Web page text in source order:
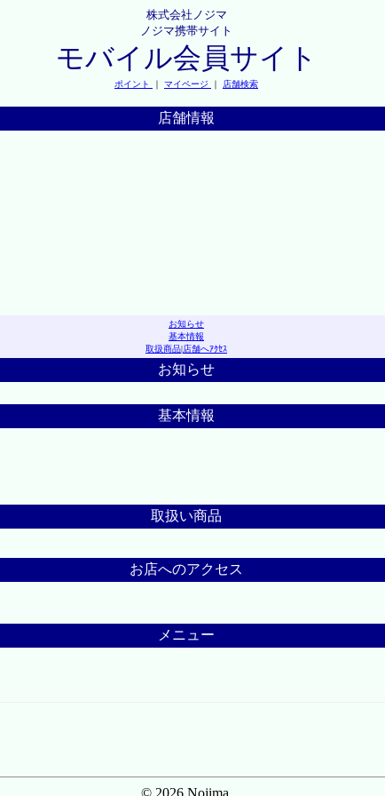
株式会社ノジマ
ノジマ携帯サイト
モバイル会員サイト
ポイント ｜ マイページ ｜ 店舗検索
店舗情報
お知らせ
基本情報
取扱商品|店舗へｱｸｾｽ
お知らせ
基本情報
取扱い商品
お店へのアクセス
メニュー
© 2026 Nojima.